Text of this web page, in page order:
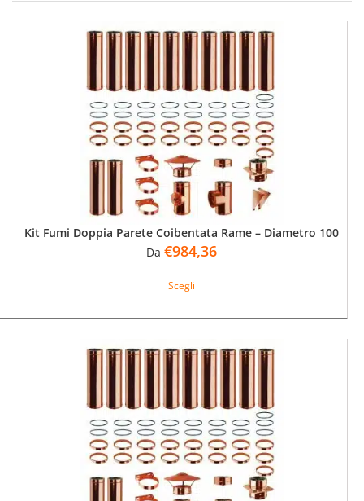
Kit Fumi Doppia Parete Coibentata Rame – Diametro 100
Da €984,36
Scegli
più
Le
essere
scelte
nella
pagina
del
prodotto